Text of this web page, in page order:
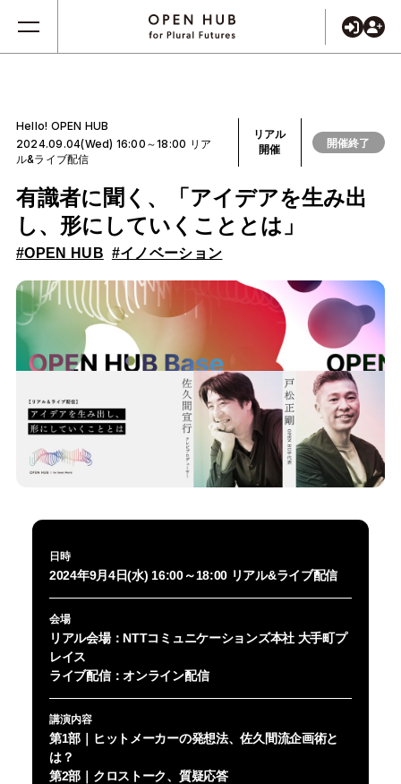
Hello! OPEN HUB
2024.09.04(Wed) 16:00～18:00 リア
ル&ライブ配信
リアル
開催
開催終了
有識者に聞く、「アイデアを生み出
し、形にしていくこととは」
#OPEN HUB #イノベーション
日時
2024年9月4日(水) 16:00～18:00 リアル&ライブ配信
会場
リアル会場：NTTコミュニケーションズ本社 大手町プ
レイス
ライブ配信：オンライン配信
講演内容
第1部｜ヒットメーカーの発想法、佐久間流企画術と
は？
第2部｜クロストーク、質疑応答